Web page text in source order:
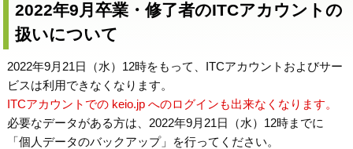
2022年9月卒業・修了者のITCアカウントの
扱いについて
2022年9月21日（水）12時をもって、ITCアカウントおよびサー
ビスは利用できなくなります。
ITCアカウントでの keio.jp へのログインも出来なくなります。
必要なデータがある方は、2022年9月21日（水）12時までに
「個人データのバックアップ」を行ってください。